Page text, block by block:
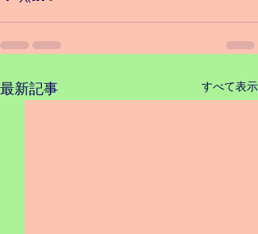
最新記事 すべて表示